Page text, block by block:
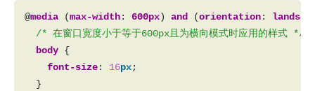
@media (max-width: 600px) and (orientation:
/* 在窗口宽度小于等于600px且为横向模式时应用的样式 */
body
font-size: 16px